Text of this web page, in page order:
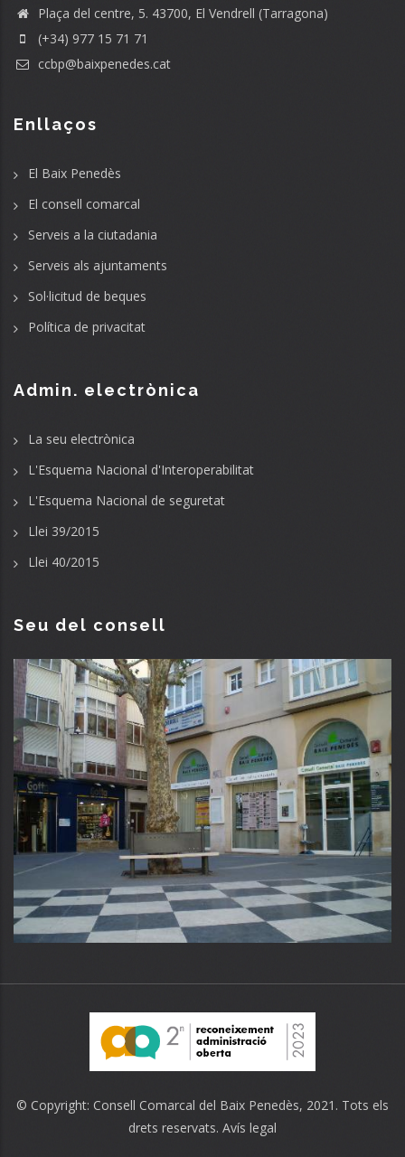
Plaça del centre, 5. 43700, El Vendrell (Tarragona)
(+34) 977 15 71 71
ccbp@baixpenedes.cat
Enllaços
El Baix Penedès
El consell comarcal
Serveis a la ciutadania
Serveis als ajuntaments
Sol·licitud de beques
Política de privacitat
Admin. electrònica
La seu electrònica
L'Esquema Nacional d'Interoperabilitat
L'Esquema Nacional de seguretat
Llei 39/2015
Llei 40/2015
Seu del consell
© Copyright: Consell Comarcal del Baix Penedès, 2021. Tots els
drets reservats. Avís legal